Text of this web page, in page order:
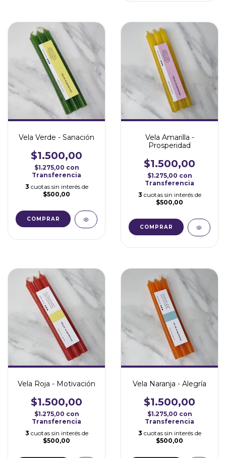
Vela Verde - Sanación
$1.500,00
$1.275,00 con
Transferencia
3 cuotas sin interés de
$500,00
COMPRAR
Vela Amarilla -
Prosperidad
$1.500,00
$1.275,00 con
Transferencia
3 cuotas sin interés de
$500,00
COMPRAR
Vela Roja - Motivación
$1.500,00
$1.275,00 con
Transferencia
3 cuotas sin interés de
$500,00
Vela Naranja - Alegría
$1.500,00
$1.275,00 con
Transferencia
3 cuotas sin interés de
$500,00